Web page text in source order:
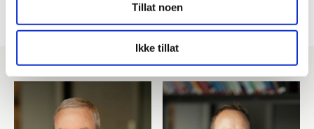
Tillat noen
Ikke tillat